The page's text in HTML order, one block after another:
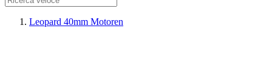
Leopard 40mm Motoren